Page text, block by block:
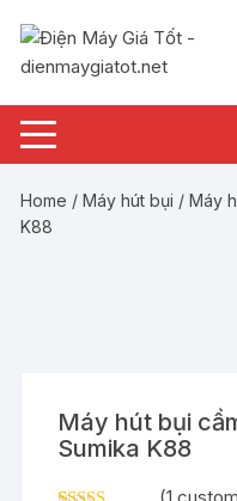
nội
Home /Máy hút bụi / Máy
K88
Máy hút bụi
Sumika K88